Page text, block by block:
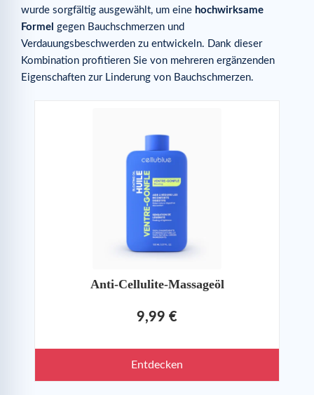
wurde sorgfältig ausgewählt, um eine hochwirksame
Formel gegen Bauchschmerzen und
Verdauungsbeschwerden zu entwickeln. Dank dieser
Kombination profitieren Sie von mehreren ergänzenden
Eigenschaften zur Linderung von Bauchschmerzen.
Anti-Cellulite-Massageöl
9,99 €
Entdecken